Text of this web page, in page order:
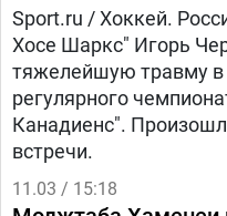
Sport.ru / Хоккей.
Хосе Шаркс" Игорь
тяжелейшую травму
регулярного
Канадиенс".
встречи.
11.03 / 15:18